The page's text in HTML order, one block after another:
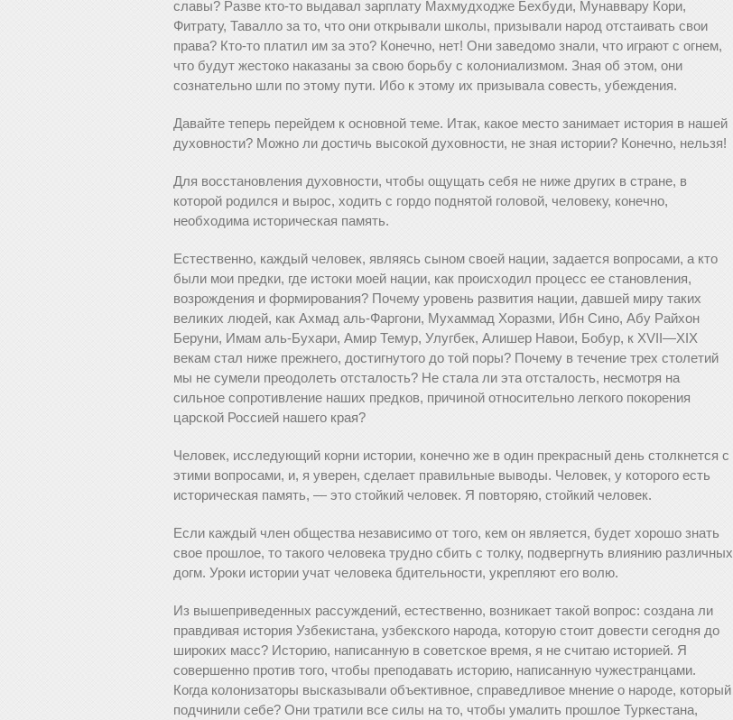
славы? Разве кто-то выдавал зарплату Махмудходже Бехбуди, Мунаввару Кори,
Фитрату, Тавалло за то, что они открывали школы, призывали народ отстаивать свои
права? Кто-то платил им за это? Конечно, нет! Они заведомо знали, что играют с огнем,
что будут жестоко наказаны за свою борьбу с колониализмом. Зная об этом, они
сознательно шли по этому пути. Ибо к этому их призывала совесть, убеждения.
Давайте теперь перейдем к основной теме. Итак, какое место занимает история в нашей
духовности? Можно ли достичь высокой духовности, не зная истории? Конечно, нельзя!
Для восстановления духовности, чтобы ощущать себя не ниже других в стране, в
которой родился и вырос, ходить с гордо поднятой головой, человеку, конечно,
необходима историческая память.
Естественно, каждый человек, являясь сыном своей нации, задается вопросами, а кто
были мои предки, где истоки моей нации, как происходил процесс ее становления,
возрождения и формирования? Почему уровень развития нации, давшей миру таких
великих людей, как Ахмад аль-Фаргони, Мухаммад Хоразми, Ибн Сино, Абу Райхон
Беруни, Имам аль-Бухари, Амир Темур, Улугбек, Алишер Навои, Бобур, к XVII—XIX
векам стал ниже прежнего, достигнутого до той поры? Почему в течение трех столетий
мы не сумели преодолеть отсталость? Не стала ли эта отсталость, несмотря на
сильное сопротивление наших предков, причиной относительно легкого покорения
царской Россией нашего края?
Человек, исследующий корни истории, конечно же в один прекрасный день столкнется с
этими вопросами, и, я уверен, сделает правильные выводы. Человек, у которого есть
историческая память, — это стойкий человек. Я повторяю, стойкий человек.
Если каждый член общества независимо от того, кем он является, будет хорошо знать
свое прошлое, то такого человека трудно сбить с толку, подвергнуть влиянию различных
догм. Уроки истории учат человека бдительности, укрепляют его волю.
Из вышеприведенных рассуждений, естественно, возникает такой вопрос: создана ли
правдивая история Узбекистана, узбекского народа, которую стоит довести сегодня до
широких масс? Историю, написанную в советское время, я не считаю историей. Я
совершенно против того, чтобы преподавать историю, написанную чужестранцами.
Когда колонизаторы высказывали объективное, справедливое мнение о народе, который
подчинили себе? Они тратили все силы на то, чтобы умалить прошлое Туркестана,